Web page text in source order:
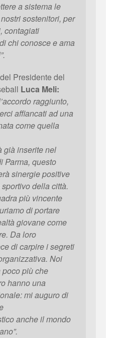
a sistema le
sostenitori, per
contagiati
chi conosce e ama
Presidente del
Luca Meli:
raggiunto,
affiancati ad una
come quella
già inserite nel
Parma, questo
sinergie positive
della città.
più vincente
di portare
giovane come
Da loro
di carpire i segreti
Noi
più che
hanno una
mi auguro di
anche il mondo